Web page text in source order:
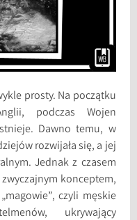
prosty. Na początku
podczas Wojen
Dawno temu, w
rozwijała się, a jej
Jednak z czasem
konceptem,
czyli męskie
ukrywający